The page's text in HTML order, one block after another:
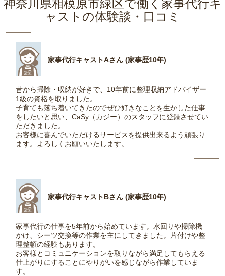
神奈川県相模原市緑区で働く家事代行キ
ャストの体験談・口コミ
家事代行キャストAさん (家事歴10年)
昔から掃除・収納が好きで、10年前に整理収納アドバイザー
1級の資格を取りました。
子育ても落ち着いてきたのでぜひ好きなことを生かした仕事
をしたいと思い、CaSy（カジー）のスタッフに登録させてい
ただきました。
お客様に喜んでいただけるサービスを提供出来るよう頑張り
ます。よろしくお願いいたします。
家事代行キャストBさん (家事歴10年)
家事代行の仕事を5年前から始めています。水回りや掃除機
かけ、シーツ交換等の作業を主にしてきました。片付けや整
理整頓の経験もあります。
お客様とコミュニケーションを取りながら満足してもらえる
仕上がりにすることにやりがいを感じながら作業していま
す。